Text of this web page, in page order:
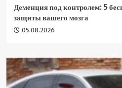
Деменция под контролем: 5
защиты вашего мозга
05.08.2026